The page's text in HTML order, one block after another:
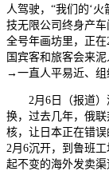
人驾驶，“我们的‘
技无限公司终身产
全号年画坊里，正在
国宾客和旅客会来
→一直人平易近、组
2月6日（报道）
换，过去几年，俄联
核，让日本正在错
2月6沉开，到鲁班
起不变的海外发卖渠